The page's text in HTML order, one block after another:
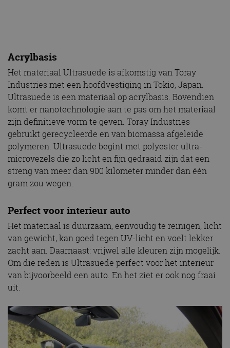
Acrylbasis
Het materiaal Ultrasuede is afkomstig van Toray
Industries met een hoofdvestiging in Tokio, Japan.
Ultrasuede is een materiaal op acrylbasis. Bovendien
komt er nanotechnologie aan te pas om het materiaal
zijn definitieve vorm te geven. Toray Industries
gebruikt gerecycleerde en van biomassa afgeleide
polymeren. Ultrasuede begint met polyester ultra-
microvezels die zo licht en fijn gedraaid zijn dat een
streng van meer dan 900 kilometer minder dan één
gram zou wegen.
Perfect voor interieur auto
Het materiaal is duurzaam, eenvoudig te reinigen, licht
van gewicht, kan goed tegen UV-licht en voelt lekker
zacht aan. Daarnaast: vrijwel alle kleuren zijn mogelijk.
Om die reden is Ultrasuede perfect voor het interieur
van bijvoorbeeld een auto. En het ziet er ook nog fraai
uit.